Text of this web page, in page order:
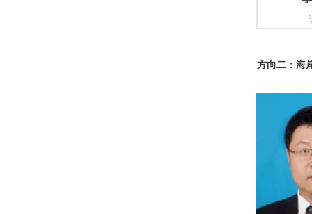
方向二：海